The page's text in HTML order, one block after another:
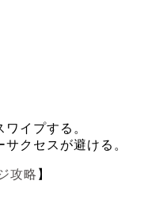
イプする。
クセスが避ける。
攻略 】